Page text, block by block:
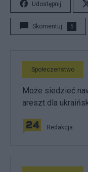
Udostępnij
Skomentuj 5
Społeczeństwo
Może siedzieć
areszt dla
Redakcja